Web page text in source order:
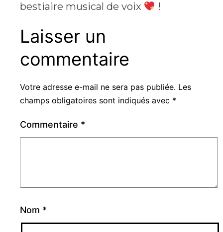
bestiaire musical de voix
!
Laisser un
commentaire
Votre adresse e-mail ne sera pas publiée. Les
champs obligatoires sont indiqués avec *
Commentaire *
Nom *